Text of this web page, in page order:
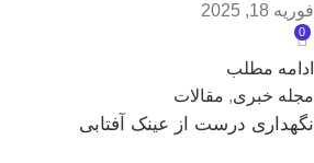
فوریه 18, 2025
0
ادامه مطلب
مجله خبری, مقالات
نگهداری درست از عینک آفتابی